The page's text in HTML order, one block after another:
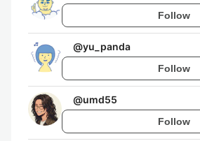
Follow
@yu_panda
Follow
@umd55
Follow